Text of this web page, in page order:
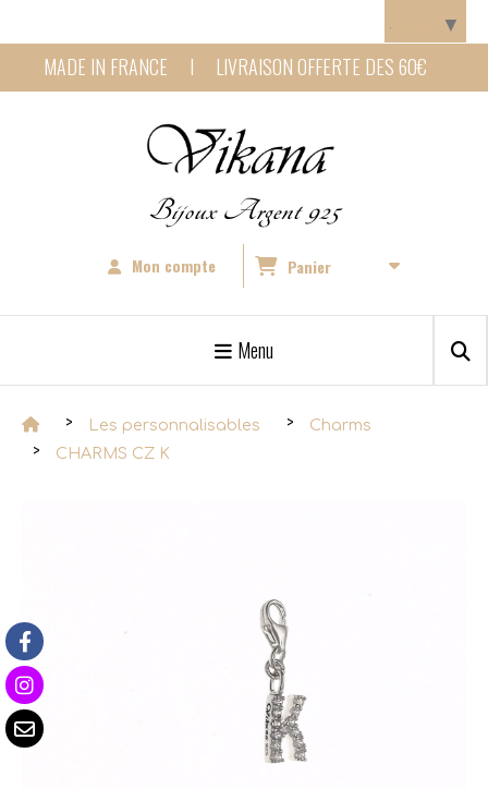
MADE IN FRANCE I LIVRAISON OFFERTE DES 60€
Bijoux Argent 925
Mon compte Panier
Menu
Les personnalisables
Charms
CHARMS CZ K
▼